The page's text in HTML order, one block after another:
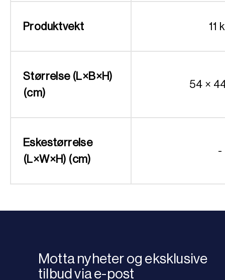
Produktvekt 11
Størrelse (L×B×H)
(cm)
54 ×
Eskestørrelse
(L×W×H) (cm)
-
Motta nyheter og eksklusive
tilbud via e-post